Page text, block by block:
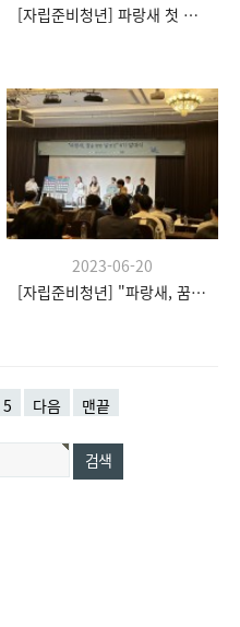
[자립준비청년] 파랑새 첫 모임
2023-06-20
[자립준비청년] "파랑새, 꿈을 향한 날갯짓" 발대식
5 다음 맨끝